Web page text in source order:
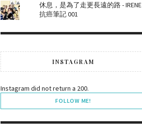
休息，是為了走更長遠的路 - IRENE
抗癌筆記 001
INSTAGRAM
Instagram did not return a 200.
FOLLOW ME!